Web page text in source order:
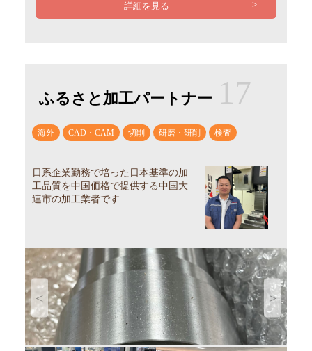
詳細を見る
ふるさと加工パートナー 17
海外 CAD・CAM 切削 研磨・研削 検査
日系企業勤務で培った日本基準の加
工品質を中国価格で提供する中国大
連市の加工業者です
Previous Next